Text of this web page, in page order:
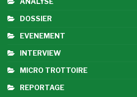
DOSSIER
EVENEMENT
INTERVIEW
MICRO TROTTOIRE
REPORTAGE